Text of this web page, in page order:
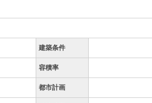
建築条件
容積率
都市計画